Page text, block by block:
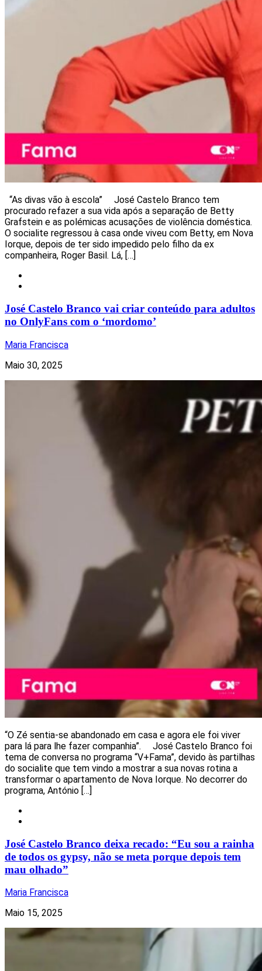
“As divas vão à escola” José Castelo Branco tem
procurado refazer a sua vida após a separação de Betty
Grafstein e as polémicas acusações de violência doméstica.
O socialite regressou à casa onde viveu com Betty, em Nova
Iorque, depois de ter sido impedido pelo filho da ex
companheira, Roger Basil. Lá, […]
José Castelo Branco vai criar conteúdo para adultos
no OnlyFans com o ‘mordomo’
Maria Francisca
Maio 30, 2025
“O Zé sentia-se abandonado em casa e agora ele foi viver
para lá para lhe fazer companhia”. José Castelo Branco foi
tema de conversa no programa “V+Fama”, devido às partilhas
do socialite que tem vindo a mostrar a sua novas rotina a
transformar o apartamento de Nova Iorque. No decorrer do
programa, António […]
José Castelo Branco deixa recado: “Eu sou a rainha
de todos os gypsy, não se meta porque depois tem
mau olhado”
Maria Francisca
Maio 15, 2025